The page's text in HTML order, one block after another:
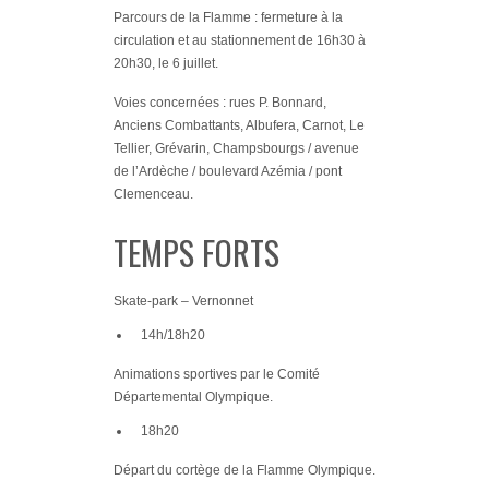
Parcours de la Flamme : fermeture à la
circulation et au stationnement de 16h30 à
20h30, le 6 juillet.
Voies concernées : rues P. Bonnard,
Anciens Combattants, Albufera, Carnot, Le
Tellier, Grévarin, Champsbourgs / avenue
de l’Ardèche / boulevard Azémia / pont
Clemenceau.
TEMPS FORTS
Skate-park – Vernonnet
14h/18h20
Animations sportives par le Comité
Départemental Olympique.
18h20
Départ du cortège de la Flamme Olympique.